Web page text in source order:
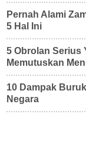
Pernah Alami
5 Hal Ini
5 Obrolan Serius
Memutuskan
10 Dampak
Negara